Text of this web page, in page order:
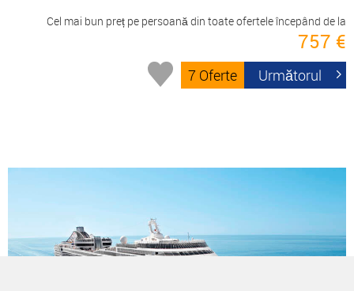
Cel mai bun preț pe persoană din toate ofertele începând de la
757 €
7 Oferte Următorul